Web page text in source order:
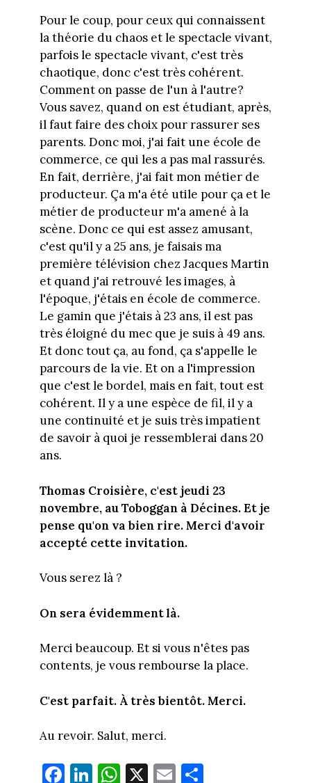
Pour le coup, pour ceux qui connaissent
la théorie du chaos et le spectacle vivant,
parfois le spectacle vivant, c'est très
chaotique, donc c'est très cohérent.
Comment on passe de l'un à l'autre?
Vous savez, quand on est étudiant, après,
il faut faire des choix pour rassurer ses
parents. Donc moi, j'ai fait une école de
commerce, ce qui les a pas mal rassurés.
En fait, derrière, j'ai fait mon métier de
producteur. Ça m'a été utile pour ça et le
métier de producteur m'a amené à la
scène. Donc ce qui est assez amusant,
c'est qu'il y a 25 ans, je faisais ma
première télévision chez Jacques Martin
et quand j'ai retrouvé les images, à
l'époque, j'étais en école de commerce.
Le gamin que j'étais à 23 ans, il est pas
très éloigné du mec que je suis à 49 ans.
Et donc tout ça, au fond, ça s'appelle le
parcours de la vie. Et on a l'impression
que c'est le bordel, mais en fait, tout est
cohérent. Il y a une espèce de fil, il y a
une continuité et je suis très impatient
de savoir à quoi je ressemblerai dans 20
ans.
Thomas Croisière, c'est jeudi 23
novembre, au Toboggan à Décines. Et je
pense qu'on va bien rire. Merci d'avoir
accepté cette invitation.
Vous serez là ?
On sera évidemment là.
Merci beaucoup. Et si vous n'êtes pas
contents, je vous rembourse la place.
C'est parfait. À très bientôt. Merci.
Au revoir. Salut, merci.
Fa Li W X E Pa